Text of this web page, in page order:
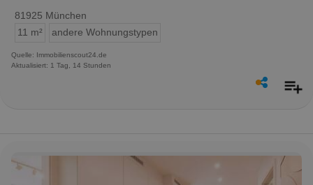
81925 München
11 m²
andere Wohnungstypen
Quelle: Immobilienscout24.de
Aktualisiert: 1 Tag, 14 Stunden